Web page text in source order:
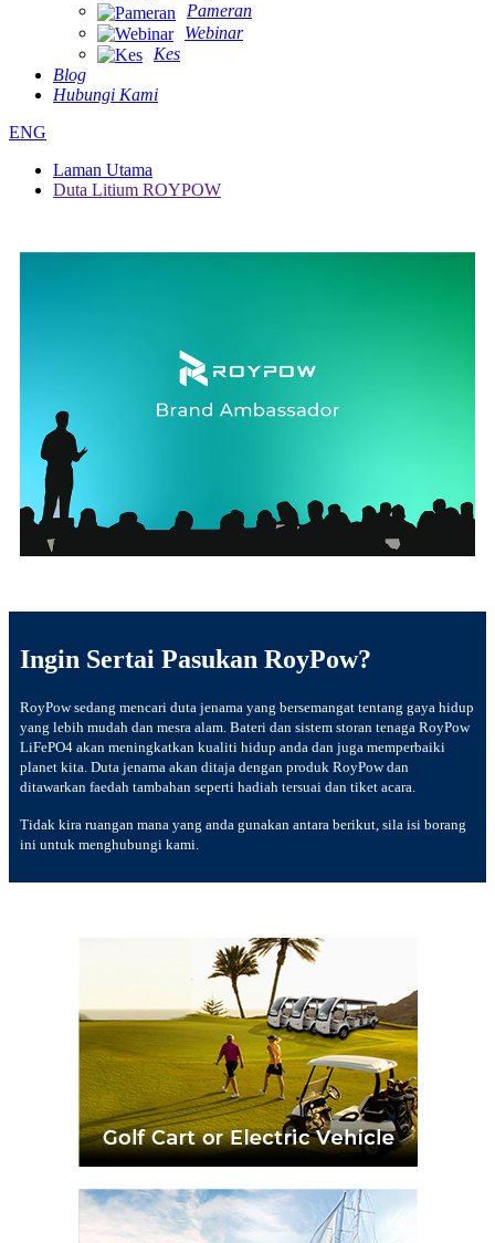
Pameran
Webinar
Kes
Blog
Hubungi Kami
ENG
Laman Utama
Duta Litium ROYPOW
Ingin Sertai Pasukan RoyPow?
RoyPow sedang mencari duta jenama yang bersemangat tentang gaya hidup
yang lebih mudah dan mesra alam. Bateri dan sistem storan tenaga RoyPow
LiFePO4 akan meningkatkan kualiti hidup anda dan juga memperbaiki
planet kita. Duta jenama akan ditaja dengan produk RoyPow dan
ditawarkan faedah tambahan seperti hadiah tersuai dan tiket acara.
Tidak kira ruangan mana yang anda gunakan antara berikut, sila isi borang
ini untuk menghubungi kami.